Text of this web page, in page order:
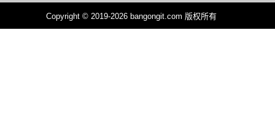
Copyright © 2019-2026 bangongit.com 版权所有